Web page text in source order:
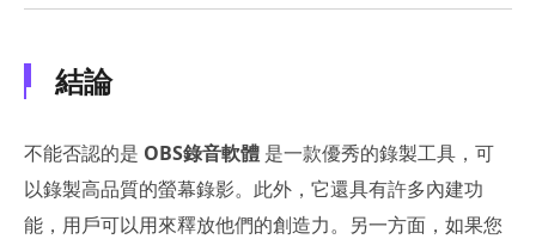
結論
不能否認的是 OBS錄音軟體 是一款優秀的錄製工具，可
以錄製高品質的螢幕錄影。此外，它還具有許多內建功
能，用戶可以用來釋放他們的創造力。另一方面，如果您